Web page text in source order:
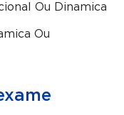
Ou Dinamica
Ou